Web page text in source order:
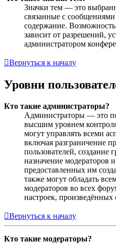
Значки тем — это
связанные с
содержание.
зависит от разрешений,
администратором
Вернуться к началу
Уровни
Кто такие администраторы?
Администраторы — это
высшим уровнем
могут управлять всеми
включая разграничение
пользователей, создание
назначение модераторов
предоставленных им
также могут обладать
модераторов во всех
настроек, произведённых
Вернуться к началу
Кто такие модераторы?